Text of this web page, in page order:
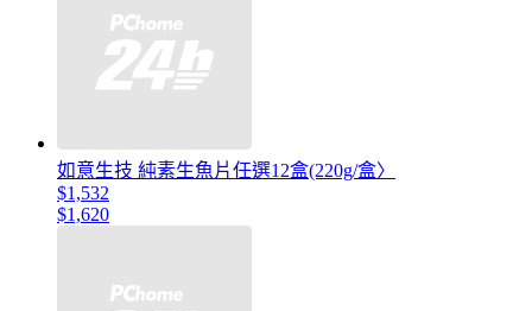
如意生技 純素生魚片任選12盒(220g/盒〉
$1,532
$1,620